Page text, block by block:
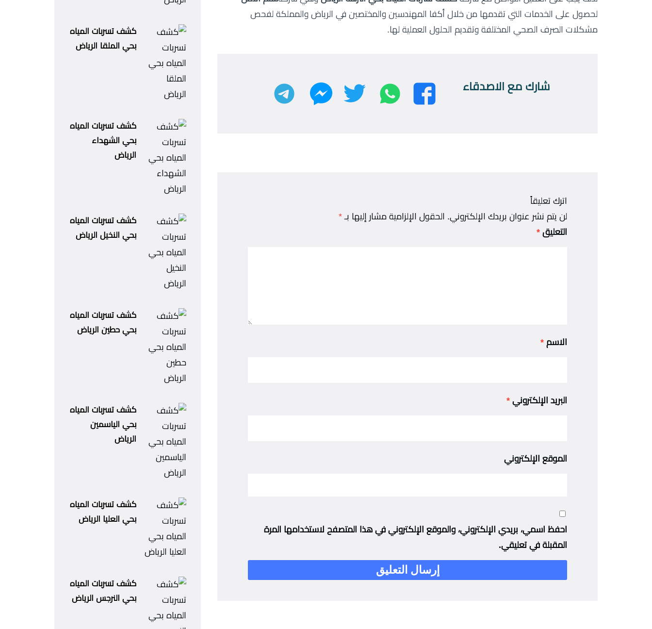
لحصول على الخدمات التي تقدمها من خلال أكفا المهندسين والمختصين في الرياض والمملكة لفحص
مشكلات الصرف الصحي المختلفة وتقديم الحلول العملية لها.
شارك مع الاصدقاء فيسبوك واتساب تويتر ماسنجر
اترك تعليقاً
لن يتم نشر عنوان بريدك الإلكتروني. الحقول الإلزامية مشار إليها بـ *
التعليق *
الاسم *
البريد الإلكتروني *
الموقع الإلكتروني
احفظ اسمي، بريدي الإلكتروني، والموقع الإلكتروني في هذا المتصفح لاستخدامها المرة
المقبلة في تعليقي.
كشف تسربات المياه
بحي الملقا الرياض
كشف تسربات المياه
بحي الشهداء
الرياض
كشف تسربات المياه
بحي النخيل الرياض
كشف تسربات المياه
بحي حطين الرياض
كشف تسربات المياه
بحي الياسمين
الرياض
كشف تسربات المياه
بحي العليا الرياض
كشف تسربات المياه
بحي النرجس الرياض